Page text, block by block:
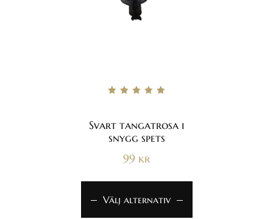
Svart tangatrosa i
snygg spets
99 kr
Välj alternativ